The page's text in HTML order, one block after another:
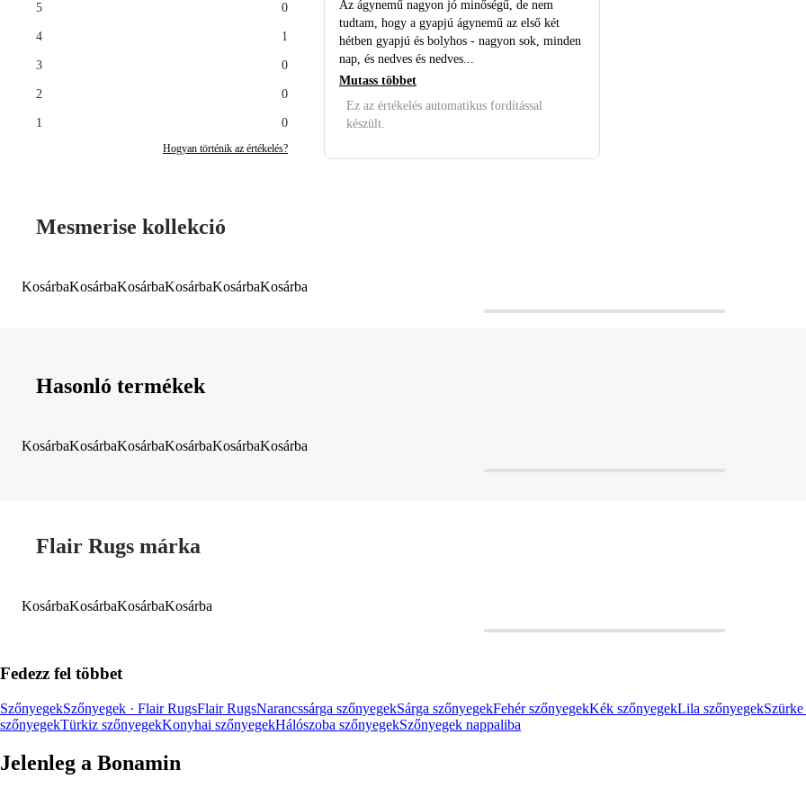
5 0
4 1
3 0
2 0
1 0
Hogyan történik az értékelés?
Az ágynemű nagyon jó minőségű, de nem
tudtam, hogy a gyapjú ágynemű az első két
hétben gyapjú és bolyhos - nagyon sok, minden
nap, és nedves és nedves...
Mutass többet
Ez az értékelés automatikus fordítással
készült.
Mesmerise kollekció
KosárbaKosárbaKosárbaKosárbaKosárbaKosárba
Hasonló termékek
KosárbaKosárbaKosárbaKosárbaKosárbaKosárba
Flair Rugs márka
KosárbaKosárbaKosárbaKosárba
Fedezz fel többet
SzőnyegekSzőnyegek · Flair RugsFlair RugsNarancssárga szőnyegekSárga szőnyegekFehér szőnyegekKék szőnyegekLila szőnyegek
szőnyegekTürkiz szőnyegekKonyhai szőnyegekHálószoba szőnyegekSzőnyegek nappaliba
Jelenleg a Bonamin